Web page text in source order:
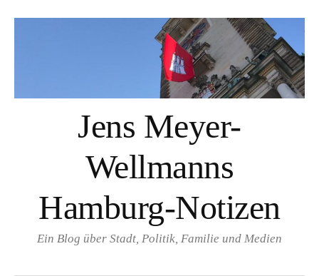
Jens Meyer-
Wellmanns
Hamburg-Notizen
Ein Blog über Stadt, Politik, Familie und Medien